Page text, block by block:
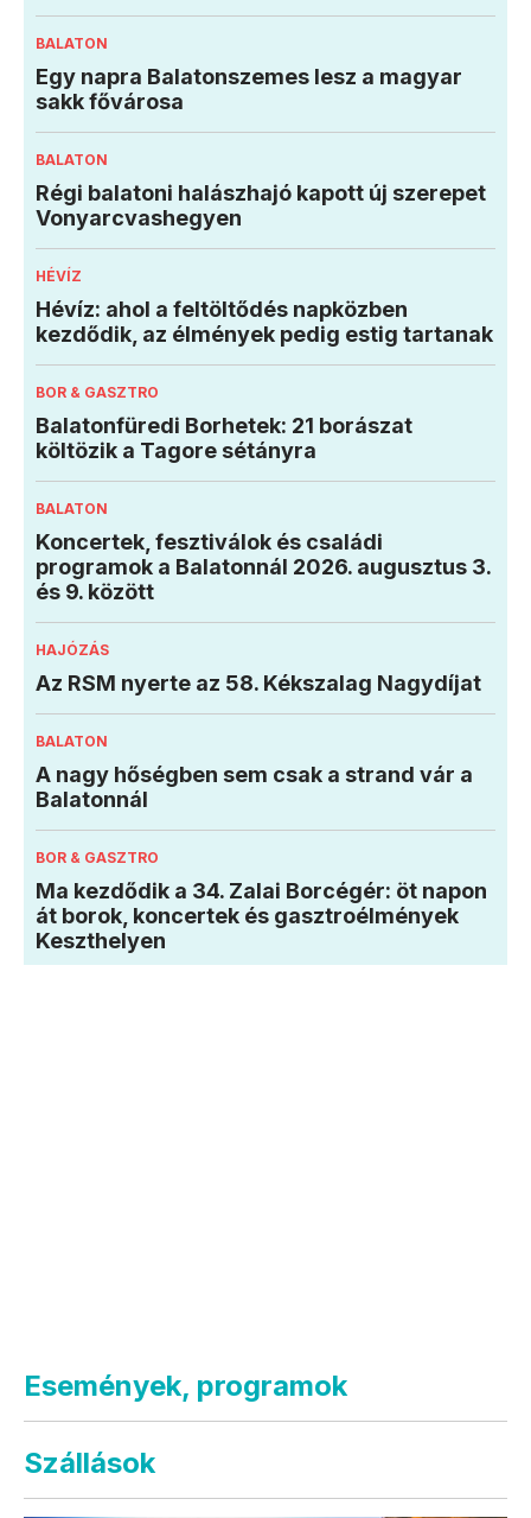
BALATON
Egy napra Balatonszemes lesz a magyar
sakk fővárosa
BALATON
Régi balatoni halászhajó kapott új szerepet
Vonyarcvashegyen
HÉVÍZ
Hévíz: ahol a feltöltődés napközben
kezdődik, az élmények pedig estig tartanak
BOR & GASZTRO
Balatonfüredi Borhetek: 21 borászat
költözik a Tagore sétányra
BALATON
Koncertek, fesztiválok és családi
programok a Balatonnál 2026. augusztus 3.
és 9. között
HAJÓZÁS
Az RSM nyerte az 58. Kékszalag Nagydíjat
BALATON
A nagy hőségben sem csak a strand vár a
Balatonnál
BOR & GASZTRO
Ma kezdődik a 34. Zalai Borcégér: öt napon
át borok, koncertek és gasztroélmények
Keszthelyen
Események, programok
Szállások